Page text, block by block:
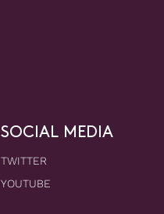
SOCIAL MEDIA
TWITTER
YOUTUBE